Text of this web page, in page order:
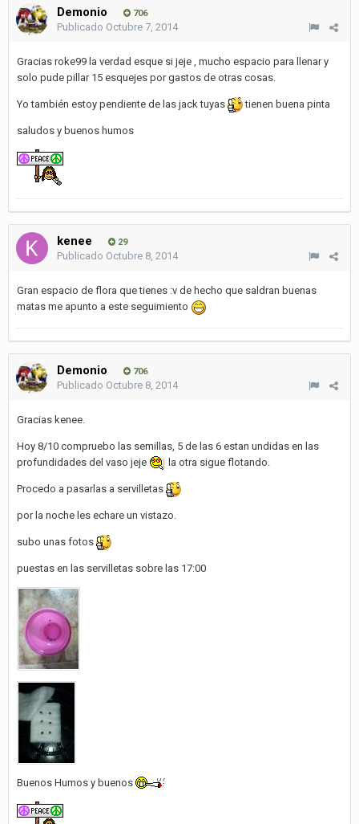
Demonio 706
Publicado Octubre 7, 2014
Gracias roke99 la verdad esque si jeje , mucho espacio para llenar y
solo pude pillar 15 esquejes por gastos de otras cosas.
Yo también estoy pendiente de las jack tuyas tienen buena pinta
saludos y buenos humos
kenee 29
Publicado Octubre 8, 2014
Gran espacio de flora que tienes :v de hecho que saldran buenas
matas me apunto a este seguimiento
Demonio 706
Publicado Octubre 8, 2014
Gracias kenee.
Hoy 8/10 compruebo las semillas, 5 de las 6 estan undidas en las
profundidades del vaso jeje
la otra sigue flotando.
Procedo a pasarlas a servilletas
por la noche les echare un vistazo.
subo unas fotos
puestas en las servilletas sobre las 17:00
Buenos Humos y buenos